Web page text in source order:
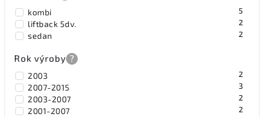
kombi 5
liftback 5dv. 2
sedan 2
Rok výroby ?
2003 2
2007-2015 3
2003-2007 2
2001-2007 2